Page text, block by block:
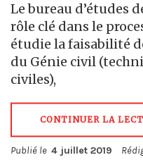
Le bureau d’études
rôle clé dans le
étudie la faisabilité
du Génie civil
civiles),
CONTINUER LA
Publié le 4 juillet 2019